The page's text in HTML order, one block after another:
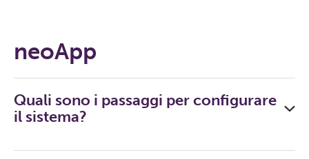
neoApp
Quali sono i passaggi per configurare
il sistema?